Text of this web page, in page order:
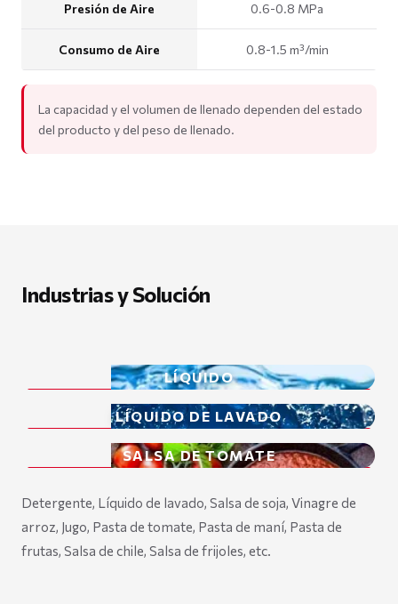
Presión de Aire 0.6-0.8 MPa
Consumo de Aire 0.8-1.5 m³/min
La capacidad y el volumen de llenado dependen del estado
del producto y del peso de llenado.
Industrias y Solución
LÍQUIDO
LÍQUIDO DE LAVADO
SALSA DE TOMATE
Detergente, Líquido de lavado, Salsa de soja, Vinagre de
arroz, Jugo, Pasta de tomate, Pasta de maní, Pasta de
frutas, Salsa de chile, Salsa de frijoles, etc.